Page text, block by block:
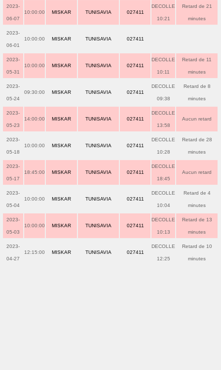
2023-
06-07
10:00:00 MISKAR TUNISAVIA 027411
DECOLLE
10:21
Retard de 21
minutes
2023-
06-01
10:00:00 MISKAR TUNISAVIA 027411
2023-
05-31
10:00:00 MISKAR TUNISAVIA 027411
DECOLLE
10:11
Retard de 11
minutes
2023-
05-24
09:30:00 MISKAR TUNISAVIA 027411
DECOLLE
09:38
Retard de 8
minutes
2023-
05-23
14:00:00 MISKAR TUNISAVIA 027411
DECOLLE
13:58
Aucun retard
2023-
05-18
10:00:00 MISKAR TUNISAVIA 027411
DECOLLE
10:28
Retard de 28
minutes
2023-
05-17
18:45:00 MISKAR TUNISAVIA 027411
DECOLLE
18:45
Aucun retard
2023-
05-04
10:00:00 MISKAR TUNISAVIA 027411
DECOLLE
10:04
Retard de 4
minutes
2023-
05-03
10:00:00 MISKAR TUNISAVIA 027411
DECOLLE
10:13
Retard de 13
minutes
2023-
04-27
12:15:00 MISKAR TUNISAVIA 027411
DECOLLE
12:25
Retard de 10
minutes